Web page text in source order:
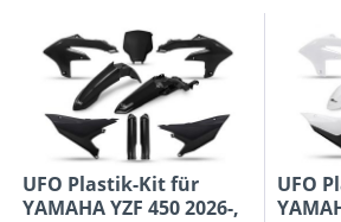
UFO Plastik-Kit für
YAMAHA YZF 450 2026-,
UFO